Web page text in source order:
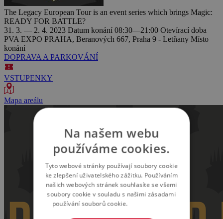
The Legacy European Tour is an event series which brings Magic:
READY FOR BATTLE?
31. 3. — 2. 4. 2023 Datum konání 08:30—21:00 Otevírací doba
PVA EXPO PRAHA, Beranových 667, Praha 9 - Letňany Místo
konání
DOPRAVA A PARKOVÁNÍ
VSTUPENKY
Mapa areálu
Na našem webu
používáme cookies.
Tyto webové stránky používají soubory cookie
ke zlepšení uživatelského zážitku. Používáním
našich webových stránek souhlasíte se všemi
soubory cookie v souladu s našimi zásadami
používání souborů cookie.